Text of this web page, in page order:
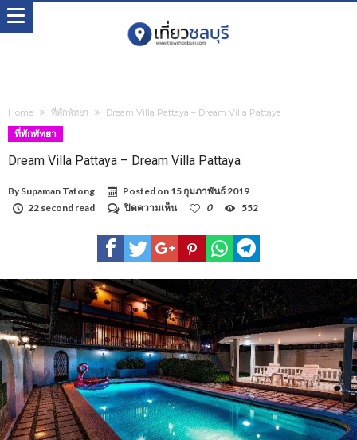
Home ที่พักพัทยา Dream Villa Pattaya – Dream Villa Pattaya
ที่พักพัทยา
Dream Villa Pattaya – Dream Villa Pattaya
By Supaman Tatong Posted on 15 กุมภาพันธ์ 2019
22 second read
ปิดความเห็นบน
Villa
Pattaya
Villa
Pattaya
0 552